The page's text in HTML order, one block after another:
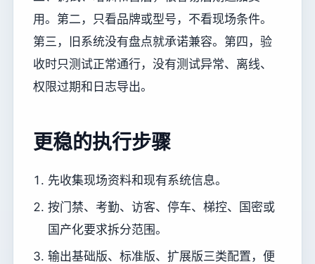
用。第二，只看品牌或型号，不看现场条件。
第三，旧系统没有盘点就承诺兼容。第四，验
收时只测试正常通行，没有测试异常、离线、
权限过期和日志导出。
更稳的执行步骤
先收集现场资料和现有系统信息。
按门禁、考勤、访客、停车、梯控、国密或
国产化要求拆分范围。
输出基础版、标准版、扩展版三类配置，便